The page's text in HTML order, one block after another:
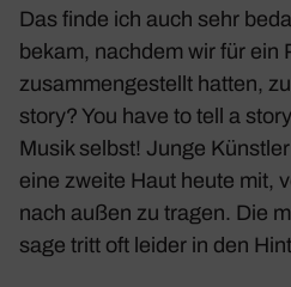
Das finde ich auch sehr
bekam, nachdem wir für ein
zusam­men­ge­stellt hatten,
story? You have to tell a
Musik selbst! Junge
eine zweite Haut heute mit,
nach außen zu tragen. Die
sage tritt oft leider in den